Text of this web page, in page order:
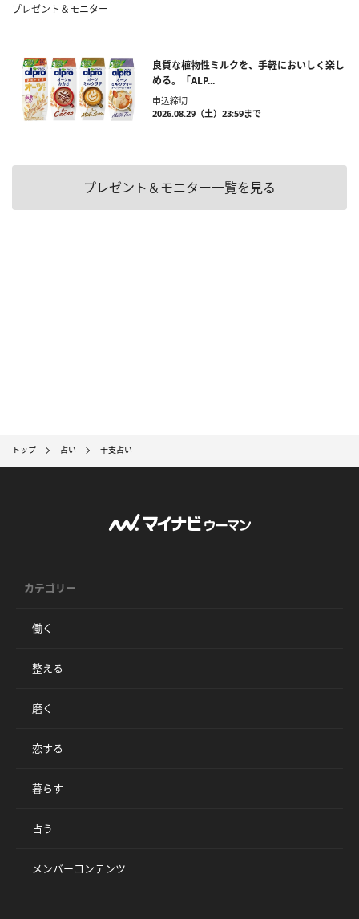
プレゼント＆モニター
良質な植物性ミルクを、手軽においしく楽し
める。「ALP...
申込締切
2026.08.29（土）23:59まで
プレゼント＆モニター一覧を見る
トップ 占い 干支占い
カテゴリー
働く
整える
磨く
恋する
暮らす
占う
メンバーコンテンツ